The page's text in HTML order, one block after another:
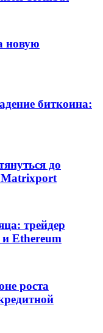
новую
биткоина:
до
Matrixport
трейдер
и Ethereum
роста